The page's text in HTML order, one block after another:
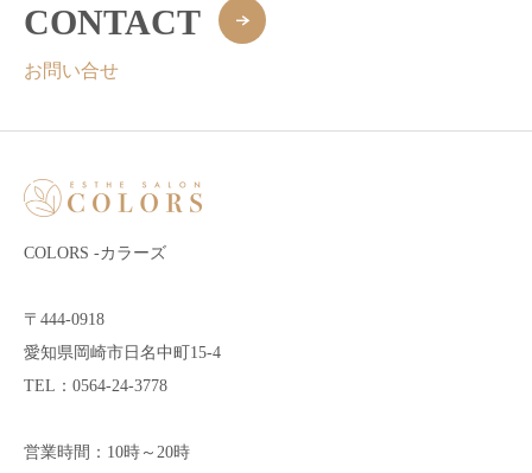
CONTACT
お問い合せ
COLORS -カラーズ
〒444-0918
愛知県岡崎市日名中町15-4
TEL：0564-24-3778
営業時間：10時～20時